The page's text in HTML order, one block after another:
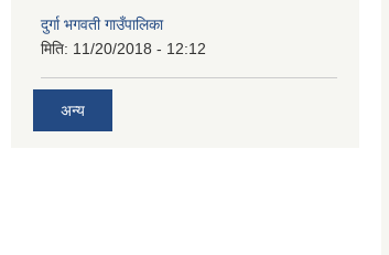
दुर्गा भगवती गाउँपालिका
मिति: 11/20/2018 - 12:12
अन्य